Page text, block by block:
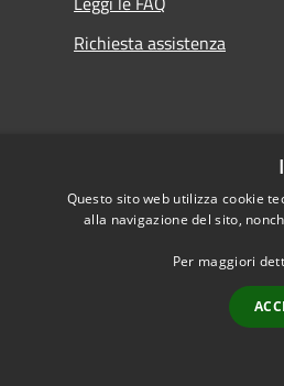
Richiesta assistenza
Questo sito web utilizza cookie
alla navigazione del sito,
Per maggiori